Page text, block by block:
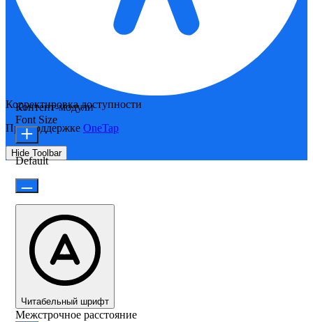
Корректировка доступности
При поддержке OneTap
Hide Toolbar
Контент-модули
Font Size
Default
Читабельный шрифт
Межстрочное расстояние